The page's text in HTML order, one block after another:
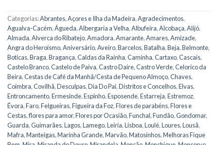
Categorias:Abrantes,Açores e Ilha da Madeira,Agradecimentos,
Agualva-Cacém,Águeda,Albergaria a Velha,Albufeira,Alcobaça,Alijó,
Almada,Alverca do Ribatejo,Amadora,Amarante,Amares,Amizade,
Angra do Heroísmo,Aniversário,Aveiro,Barcelos,Batalha,Beja,Belmonte,
Boticas,Braga,Bragança,Caldas da Rainha,Caminha,Cartaxo,Cascais,
Castelo Branco,Castelo de Paiva,Castro Daire,Castro Verde,Celorico da
Beira,Cestas de Café da Manhã/Cesta de Pequeno Almoço,Chaves,
Coimbra,Covilhã,Desculpas,Dia Do Pai,Distritos e Concelhos,Elvas,
Entroncamento,Ermesinde,Espinho,Esposende,Estarreja,Estremoz,
Évora,Faro,Felgueiras,Figueira da Foz,Flores de parabéns,Flores e
Cestas,flores para amor,Flores por Ocasião,Funchal,Fundão,Gondomar,
Guarda,Guimarães,Lagos,Lamego,Leiria,Lisboa,Loulé,Loures,Lousã,
Mafra,Manteigas,Marinha Grande,Marvão,Matosinhos,Melhoras Fique